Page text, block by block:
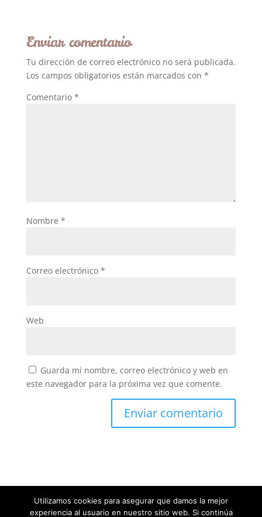
Enviar comentario
Tu dirección de correo electrónico no será publicada.
Los campos obligatorios están marcados con *
Comentario *
Nombre *
Correo electrónico *
Web
Guarda mi nombre, correo electrónico y web en
este navegador para la próxima vez que comente.
Utilizamos cookies para asegurar que damos la mejor
experiencia al usuario en nuestro sitio web. Si continúa